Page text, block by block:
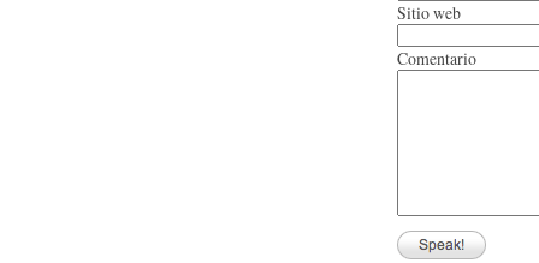
Sitio web
Comentario